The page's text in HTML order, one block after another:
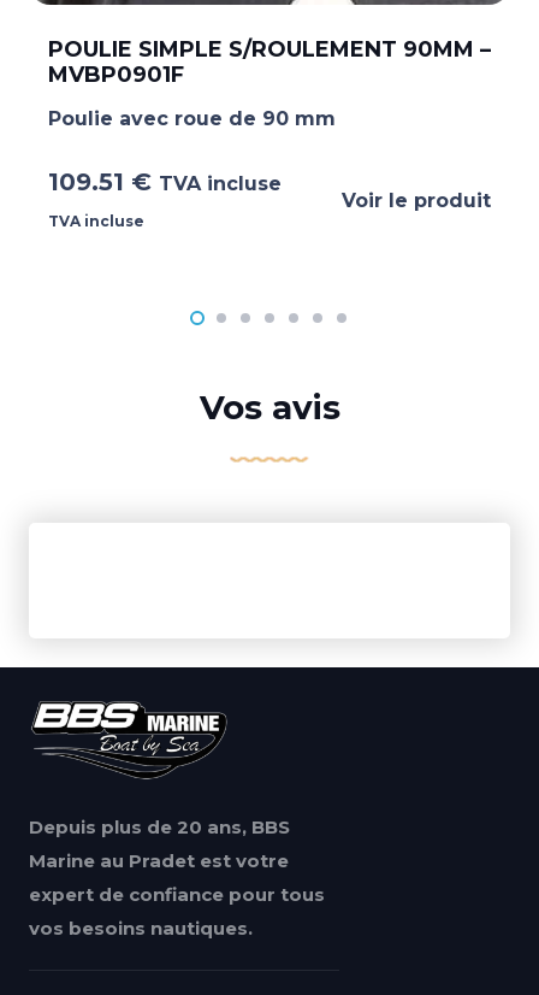
POULIE SIMPLE S/ROULEMENT 90MM –
MVBP0901F
Poulie avec roue de 90 mm
109.51 € TVA incluse
TVA incluse
Voir le produit
Vos avis
Depuis plus de 20 ans, BBS
Marine au Pradet est votre
expert de confiance pour tous
vos besoins nautiques.